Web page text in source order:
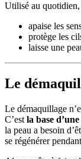
Utilisé au
apaise les
protège les
laisse une
Le
Le démaquillage
C’est la base
la peau a besoin
se régénérer